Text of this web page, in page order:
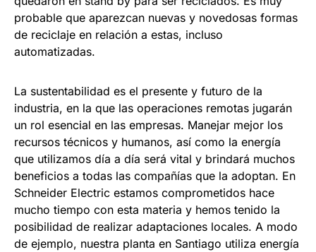
probable que aparezcan nuevas y novedosas formas
de reciclaje en relación a estas, incluso
automatizadas.
La sustentabilidad es el presente y futuro de la
industria, en la que las operaciones remotas jugarán
un rol esencial en las empresas. Manejar mejor los
recursos técnicos y humanos, así como la energía
que utilizamos día a día será vital y brindará muchos
beneficios a todas las compañías que la adoptan. En
Schneider Electric estamos comprometidos hace
mucho tiempo con esta materia y hemos tenido la
posibilidad de realizar adaptaciones locales. A modo
de ejemplo, nuestra planta en Santiago utiliza energía